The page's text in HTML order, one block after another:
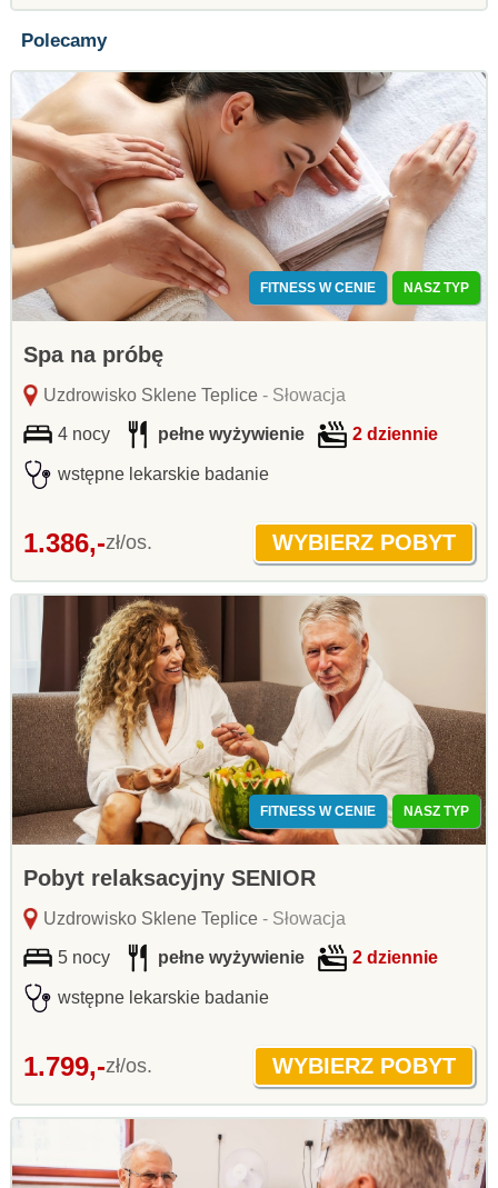
Polecamy
FITNESS W CENIE NASZ TYP
Spa na próbę
Uzdrowisko Sklene Teplice- Słowacja
4 nocy pełne wyżywienie 2 dziennie
wstępne lekarskie badanie
1.386,-zł/os.
FITNESS W CENIE NASZ TYP
Pobyt relaksacyjny SENIOR
Uzdrowisko Sklene Teplice- Słowacja
5 nocy pełne wyżywienie 2 dziennie
wstępne lekarskie badanie
1.799,-zł/os.